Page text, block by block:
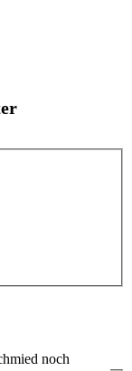
noch